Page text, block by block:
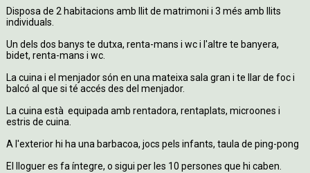
Disposa de 2 habitacions amb llit de matrimoni i 3 més amb llits
individuals.
Un dels dos banys te dutxa, renta-mans i wc i l'altre te banyera,
bidet, renta-mans i wc.
La cuina i el menjador són en una mateixa sala gran i te llar de foc i
balcó al que si té accés des del menjador.
La cuina està equipada amb rentadora, rentaplats, microones i
estris de cuina.
A l'exterior hi ha una barbacoa, jocs pels infants, taula de ping-pong
El lloguer es fa íntegre, o sigui per les 10 persones que hi caben.